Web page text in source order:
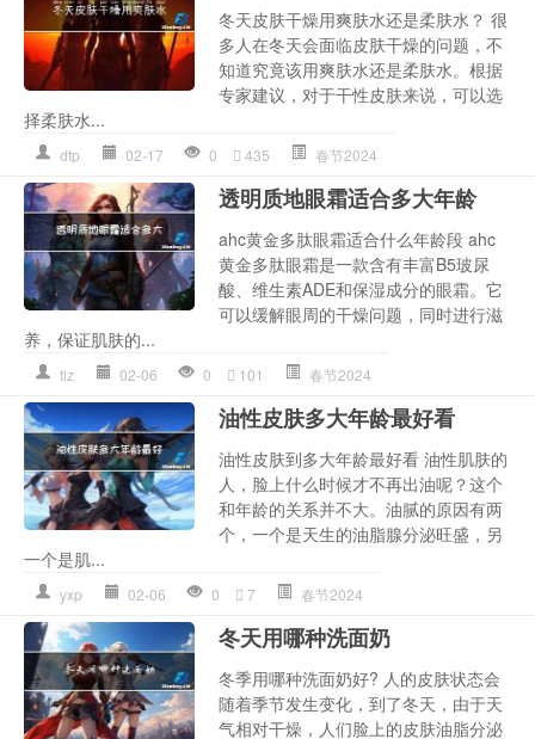
冬天皮肤干燥用爽肤水还是柔肤水？ 很
多人在冬天会面临皮肤干燥的问题，不
知道究竟该用爽肤水还是柔肤水。根据
专家建议，对于干性皮肤来说，可以选
择柔肤水...
dtp 02-17 0 435 春节2024
透明质地眼霜适合多大年龄
ahc黄金多肽眼霜适合什么年龄段 ahc
黄金多肽眼霜是一款含有丰富B5玻尿
酸、维生素ADE和保湿成分的眼霜。它
可以缓解眼周的干燥问题，同时进行滋
养，保证肌肤的...
tlz 02-06 0 101 春节2024
油性皮肤多大年龄最好看
油性皮肤到多大年龄最好看 油性肌肤的
人，脸上什么时候才不再出油呢？这个
和年龄的关系并不大。油腻的原因有两
个，一个是天生的油脂腺分泌旺盛，另
一个是肌...
yxp 02-06 0 7 春节2024
冬天用哪种洗面奶
冬季用哪种洗面奶好? 人的皮肤状态会
随着季节发生变化，到了冬天，由于天
气相对干燥，人们脸上的皮肤油脂分泌